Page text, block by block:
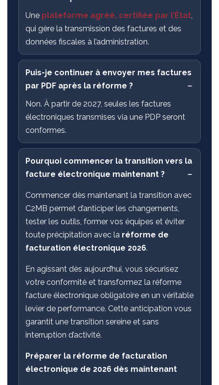
Une plateforme agréé, certifiée par l’État,
qui gère la transmission des factures et des
données fiscales à l’administration.
Puis-je continuer à envoyer mes factures
par PDF après la réforme ?
Non. À partir de 2027, seules les factures
électroniques transmises via une PDP seront
conformes.
Pourquoi commencer la transition vers la
facture électronique maintenant ?
Commencer dès maintenant la transition avec
C2MB permet d’anticiper les changements,
tester les outils, former vos équipes et éviter
toute précipitation avec la réforme de
facturation électronique 2026.
En agissant dès aujourd’hui, vous sécurisez
votre conformité et transformez la réforme
facture électronique obligatoire en un véritable
levier de performance. Cette anticipation vous
garantit une transition sereine et sans
interruption d’activité.
Préparer la réforme de facturation
électronique de 2026 dès maintenant